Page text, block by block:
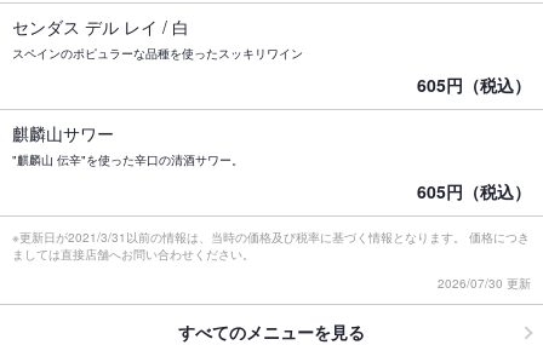
センダス デル レイ / 白
スペインのポピュラーな品種を使ったスッキリワイン
605円（税込）
麒麟山サワー
"麒麟山 伝辛"を使った辛口の清酒サワー。
605円（税込）
※更新日が2021/3/31以前の情報は、当時の価格及び税率に基づく情報となります。 価格につき
ましては直接店舗へお問い合わせください。
2026/07/30 更新
すべてのメニューを見る